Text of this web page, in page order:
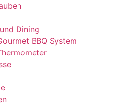
Dining
BBQ System